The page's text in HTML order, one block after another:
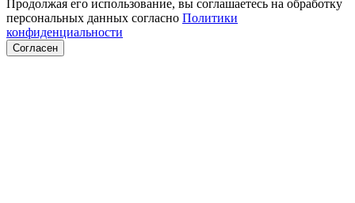
Продолжая его использование, вы соглашаетесь на обработку
персональных данных согласно Политики
конфиденциальности
Согласен